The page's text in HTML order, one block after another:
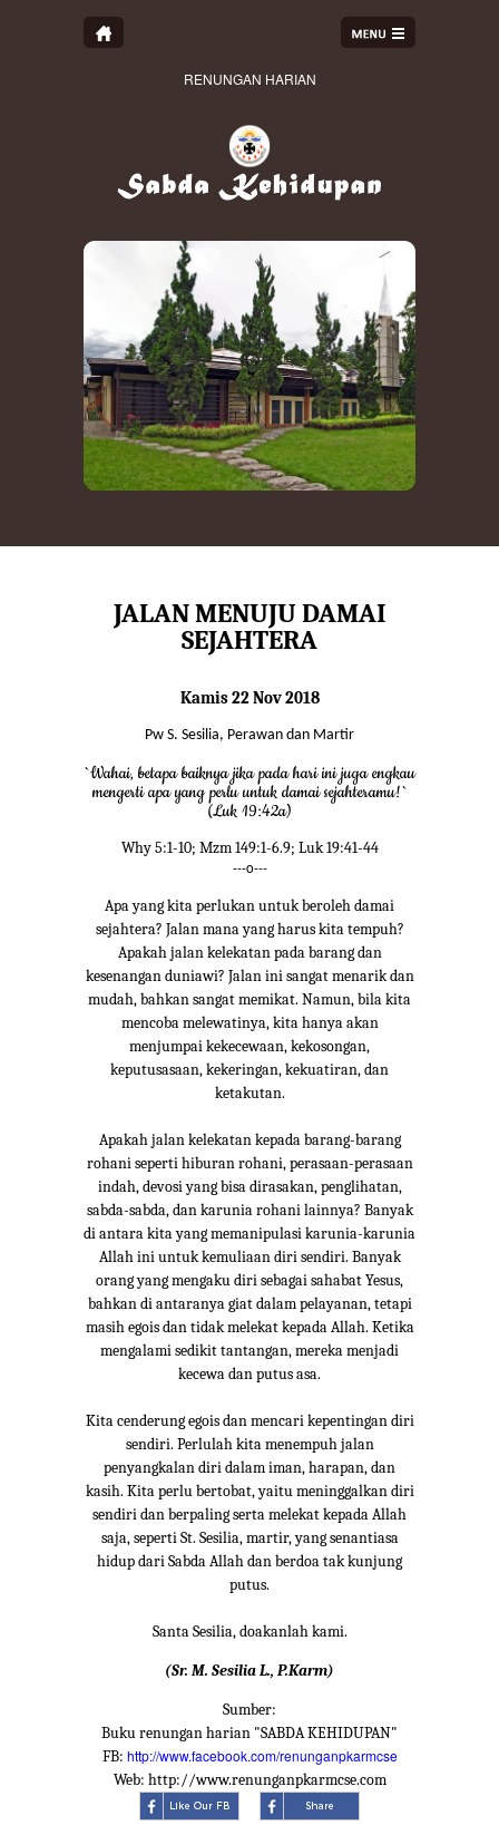
RENUNGAN HARIAN
JALAN MENUJU DAMAI
SEJAHTERA
Kamis 22 Nov 2018
Pw S. Sesilia, Perawan dan Martir
`Wahai, betapa baiknya jika pada hari ini juga engkau
mengerti apa yang perlu untuk damai sejahteramu!`
(Luk 19:42a)
Why 5:1-10; Mzm 149:1-6.9; Luk 19:41-44
---o---
Apa yang kita perlukan untuk beroleh damai
sejahtera? Jalan mana yang harus kita tempuh?
Apakah jalan kelekatan pada barang dan
kesenangan duniawi? Jalan ini sangat menarik dan
mudah, bahkan sangat memikat. Namun, bila kita
mencoba melewatinya, kita hanya akan
menjumpai kekecewaan, kekosongan,
keputusasaan, kekeringan, kekuatiran, dan
ketakutan.
Apakah jalan kelekatan kepada barang-barang
rohani seperti hiburan rohani, perasaan-perasaan
indah, devosi yang bisa dirasakan, penglihatan,
sabda-sabda, dan karunia rohani lainnya? Banyak
di antara kita yang memanipulasi karunia-karunia
Allah ini untuk kemuliaan diri sendiri. Banyak
orang yang mengaku diri sebagai sahabat Yesus,
bahkan di antaranya giat dalam pelayanan, tetapi
masih egois dan tidak melekat kepada Allah. Ketika
mengalami sedikit tantangan, mereka menjadi
kecewa dan putus asa.
Kita cenderung egois dan mencari kepentingan diri
sendiri. Perlulah kita menempuh jalan
penyangkalan diri dalam iman, harapan, dan
kasih. Kita perlu bertobat, yaitu meninggalkan diri
sendiri dan berpaling serta melekat kepada Allah
saja, seperti St. Sesilia, martir, yang senantiasa
hidup dari Sabda Allah dan berdoa tak kunjung
putus.
Santa Sesilia, doakanlah kami.
(Sr. M. Sesilia L., P.Karm)
Sumber:
Buku renungan harian "SABDA KEHIDUPAN"
FB: http://www.facebook.com/renunganpkarmcse
Web: http://www.renunganpkarmcse.com